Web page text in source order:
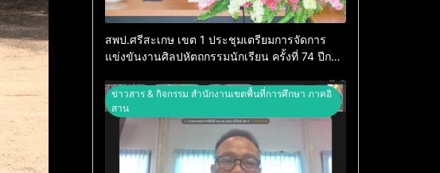
สพป.ศรีสะเกษ เขต 1 ประชุมเตรียมการจัดการ
แข่งขันงานศิลปหัตถกรรมนักเรียน ครั้งที่ 74 ปีการ
ข่าวสาร & กิจกรรม สำนักงานเขตพื้นที่การศึกษา ภาคอิ
สาน